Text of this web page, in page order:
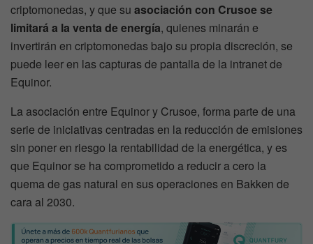
criptomonedas, y que su asociación con Crusoe se
limitará a la venta de energía, quienes minarán e
invertirán en criptomonedas bajo su propia discreción, se
puede leer en las capturas de pantalla de la intranet de
Equinor.
La asociación entre Equinor y Crusoe, forma parte de una
serie de iniciativas centradas en la reducción de emisiones
sin poner en riesgo la rentabilidad de la energética, y es
que Equinor se ha comprometido a reducir a cero la
quema de gas natural en sus operaciones en Bakken de
cara al 2030.